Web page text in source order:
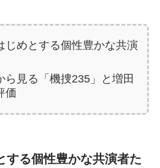
じめとする個性豊かな共演
ら見る「機捜235」と増田
価
する個性豊かな共演者た